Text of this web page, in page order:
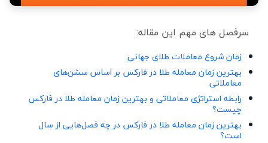
سرفصل های مهم این مقاله:
زمان شروع معاملات طلای جهانی
بهترین زمان معامله طلا در فارکس بر اساس سشن‌های
معاملاتی
رابطه استراتژی معاملاتی و بهترین زمان معامله طلا در فارکس
چیست؟
بهترین زمان معامله طلا در فارکس در چه فصل‌هایی از سال
است؟